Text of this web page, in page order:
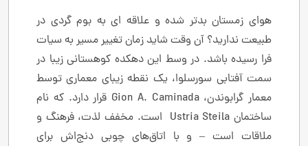
هوای زمستان بدتر شده و علاقه ای به بوم گردی در
طبیعت ندارید؟ آن وقت شاید زمان تغییر مسیر به سیات
فرا رسیده باشد. در وسط این دهکده کوهستانی زیبا در
سمت آفتابی سورسلوا، یک نقطه زیبای معماری توسط
معمار گرابوندن، Gion A. Caminada قرار دارد. که نام
ساختمان Ustria Steila است. مخفف لذت، فرهنگ و
ملاقات است – و با اتاق‌های چوبی دنج‌اش برای